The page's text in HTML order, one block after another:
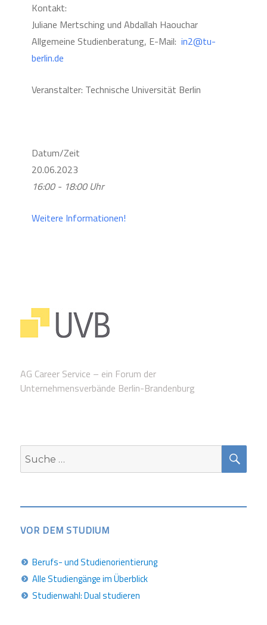
Kontakt:
Juliane Mertsching und Abdallah Haouchar
Allgemeine Studienberatung, E-Mail: in2@tu-
berlin.de
Veranstalter: Technische Universität Berlin
Datum/Zeit
20.06.2023
16:00 - 18:00 Uhr
Weitere Informationen!
AG Career Service – ein Forum der
Unternehmensverbände Berlin-Brandenburg
Suche
nach:
VOR DEM STUDIUM
Berufs- und Studienorientierung
Alle Studiengänge im Überblick
Studienwahl: Dual studieren